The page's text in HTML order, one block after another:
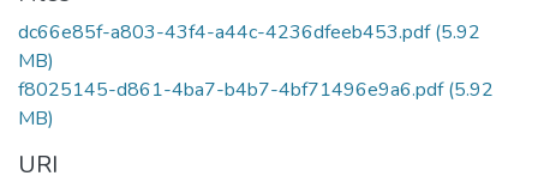
dc66e85f-a803-43f4-a44c-4236dfeeb453.pdf(5.92
MB)
f8025145-d861-4ba7-b4b7-4bf71496e9a6.pdf(5.92
MB)
URI